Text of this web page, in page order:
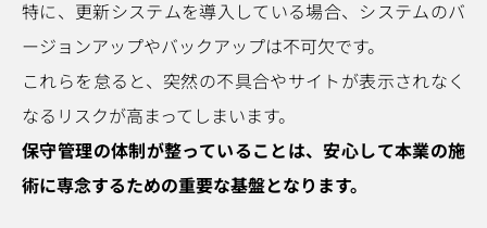
特に、更新システムを導入している場合、システムのバ
ージョンアップやバックアップは不可欠です。
これらを怠ると、突然の不具合やサイトが表示されなく
なるリスクが高まってしまいます。
保守管理の体制が整っていることは、安心して本業の施
術に専念するための重要な基盤となります。